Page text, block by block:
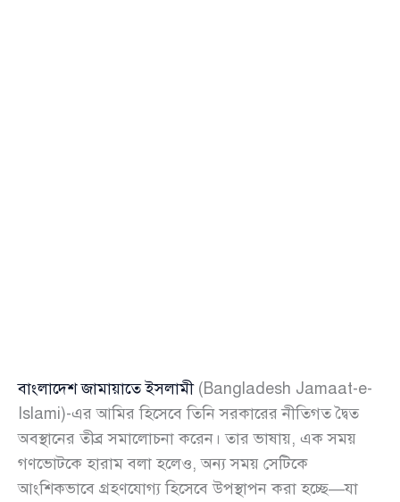
বাংলাদেশ জামায়াতে ইসলামী(Bangladesh Jamaat-e-
Islami)-এর আমির হিসেবে তিনি সরকারের নীতিগত দ্বৈত
অবস্থানের তীব্র সমালোচনা করেন। তার ভাষায়, এক সময়
গণভোটকে হারাম বলা হলেও, অন্য সময় সেটিকে
আংশিকভাবে গ্রহণযোগ্য হিসেবে উপস্থাপন করা হচ্ছে—যা